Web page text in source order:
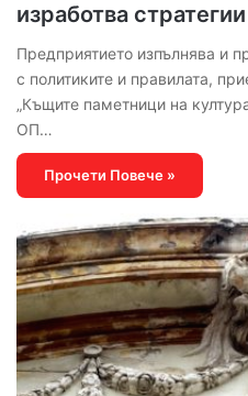
изработва стратегии
Предприятието изпълнява и
с политиките и правилата,
„Къщите паметници на
ОП…
Прочети Повече »